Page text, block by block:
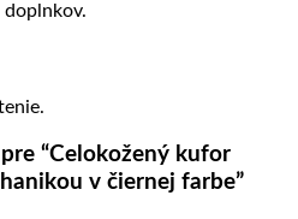
“Celokožený kufor
v čiernej farbe”